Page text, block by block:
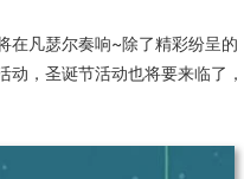
在凡瑟尔奏响~除了精彩纷呈的
动，圣诞节活动也将要来临了，